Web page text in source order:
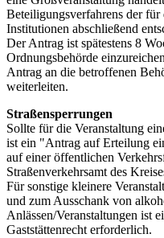
Beteiligungsverfahrens der
Institutionen abschließend
Der Antrag ist spätestens 8
Ordnungsbehörde
Antrag an die betroffenen
weiterleiten.
Straßensperrungen
Sollte für die Veranstaltung
ist ein "Antrag auf Erteilung
auf einer öffentlichen
Straßenverkehrsamt des
Für sonstige kleinere
und zum Ausschank von
Anlässen/Veranstaltungen ist
Gaststättenrecht erforderlich.